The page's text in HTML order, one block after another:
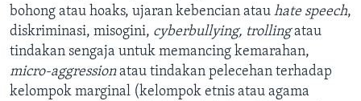
bohong atau hoaks, ujaran kebencian atau hate speech,
diskriminasi, misogini, cyberbullying, trollingatau
tindakan sengaja untuk memancing kemarahan,
micro-aggressionatau tindakan pelecehan terhadap
kelompok marginal (kelompok etnis atau agama